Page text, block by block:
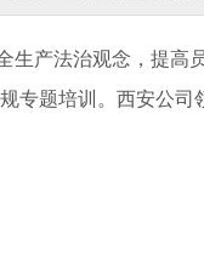
生产法治观念，提高
专题培训。西安公司